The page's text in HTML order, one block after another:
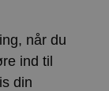
når du
ind til
din